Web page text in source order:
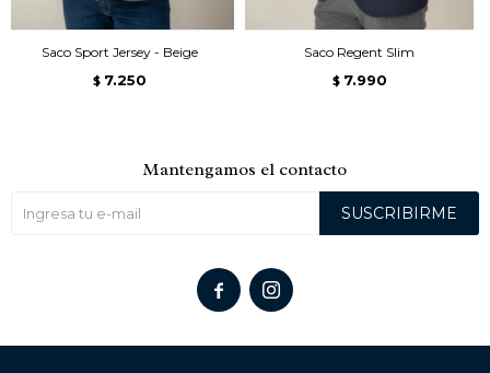
Saco Sport Jersey - Beige
$ 7.250
Saco Regent Slim
$ 7.990
Mantengamos el contacto
SUSCRIBIRME
 